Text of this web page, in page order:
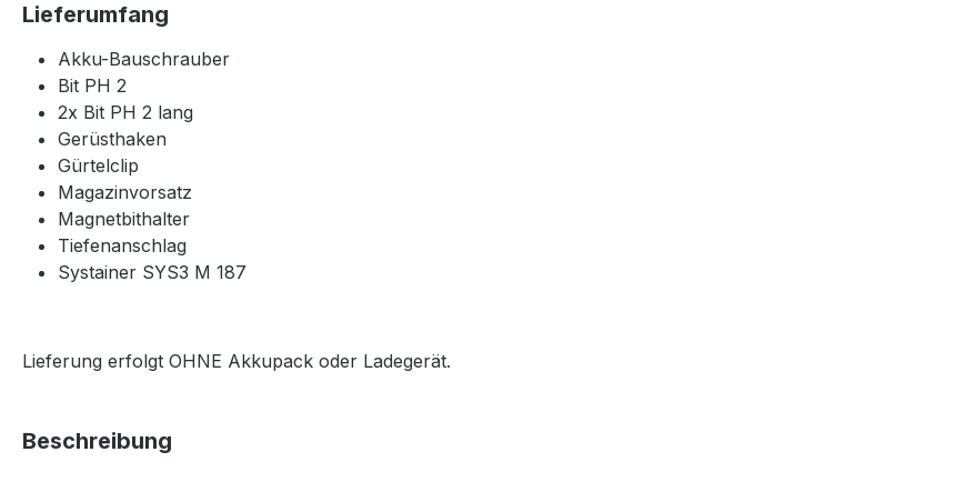
Lieferumfang
Akku-Bauschrauber
Bit PH 2
2x Bit PH 2 lang
Gerüsthaken
Gürtelclip
Magazinvorsatz
Magnetbithalter
Tiefenanschlag
Systainer SYS3 M 187
Lieferung erfolgt OHNE Akkupack oder Ladegerät.
Beschreibung